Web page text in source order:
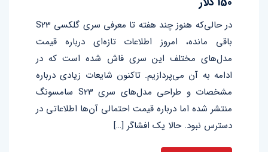
در حالی‌که‌ هنوز چند هفته تا معرفی سری گلکسی S23
باقی مانده، امروز اطلاعات تازه‌ای درباره قیمت
مدل‌های مختلف این سری فاش شده است که در
ادامه به آن می‌پردازیم. تاکنون شایعات زیادی درباره
مشخصات و طراحی مدل‌های سری S23 سامسونگ
منتشر شده اما درباره قیمت احتمالی آن‌ها اطلاعاتی در
دسترس نبود. حالا یک افشاگر […]